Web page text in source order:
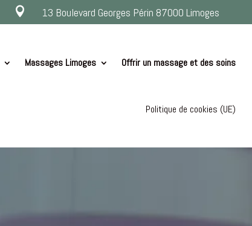
 13 Boulevard Georges Périn 87000 Limoges
Massages Limoges Offrir un massage et des soins
Politique de cookies (UE)